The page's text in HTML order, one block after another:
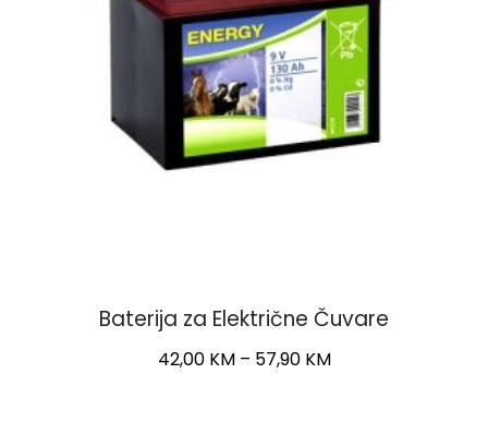
Baterija za Električne Čuvare
42,00 KM – 57,90 KMPrice